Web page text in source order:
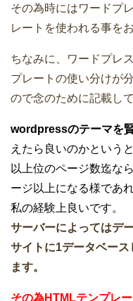
その為時にはワードプ
レートを使われる事を
ちなみに、ワードプレ
プレートの使い分けが
ので念のために記載し
wordpressのテーマを
えたら良いのかという
以上位のページ数迄な
ージ以上になる様であ
私の経験上良いです。
サーバーによってはデ
サイトに1データベー
ます。
その為HTMLテンプレ